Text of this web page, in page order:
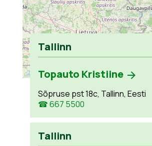
Leaflet
Tallinn
Topauto Kristiine
Sõpruse pst 18c, Tallinn, Eesti
☎ 667 5500
Tallinn